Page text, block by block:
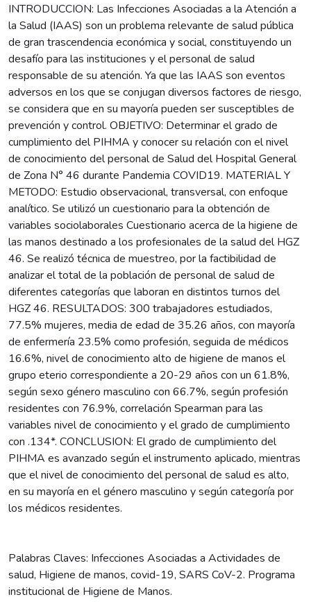
INTRODUCCION: Las Infecciones Asociadas a la Atención a
la Salud (IAAS) son un problema relevante de salud pública
de gran trascendencia económica y social, constituyendo un
desafío para las instituciones y el personal de salud
responsable de su atención. Ya que las IAAS son eventos
adversos en los que se conjugan diversos factores de riesgo,
se considera que en su mayoría pueden ser susceptibles de
prevención y control. OBJETIVO: Determinar el grado de
cumplimiento del PIHMA y conocer su relación con el nivel
de conocimiento del personal de Salud del Hospital General
de Zona N° 46 durante Pandemia COVID19. MATERIAL Y
METODO: Estudio observacional, transversal, con enfoque
analítico. Se utilizó un cuestionario para la obtención de
variables sociolaborales Cuestionario acerca de la higiene de
las manos destinado a los profesionales de la salud del HGZ
46. Se realizó técnica de muestreo, por la factibilidad de
analizar el total de la población de personal de salud de
diferentes categorías que laboran en distintos turnos del
HGZ 46. RESULTADOS: 300 trabajadores estudiados,
77.5% mujeres, media de edad de 35.26 años, con mayoría
de enfermería 23.5% como profesión, seguida de médicos
16.6%, nivel de conocimiento alto de higiene de manos el
grupo eterio correspondiente a 20-29 años con un 61.8%,
según sexo género masculino con 66.7%, según profesión
residentes con 76.9%, correlación Spearman para las
variables nivel de conocimiento y el grado de cumplimiento
con .134*. CONCLUSION: El grado de cumplimiento del
PIHMA es avanzado según el instrumento aplicado, mientras
que el nivel de conocimiento del personal de salud es alto,
en su mayoría en el género masculino y según categoría por
los médicos residentes.
Palabras Claves: Infecciones Asociadas a Actividades de
salud, Higiene de manos, covid-19, SARS CoV-2. Programa
institucional de Higiene de Manos.